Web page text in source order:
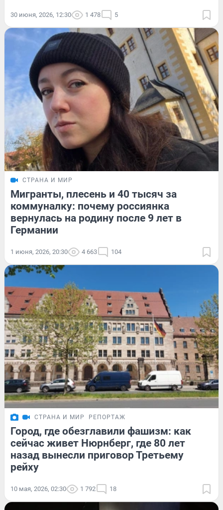
30 июня, 2026, 12:30 1 478 5
СТРАНА И МИР
Мигранты, плесень и 40 тысяч за
коммуналку: почему россиянка
вернулась на родину после 9 лет в
Германии
1 июня, 2026, 20:30 4 663 104
СТРАНА И МИР РЕПОРТАЖ
Город, где обезглавили фашизм: как
сейчас живет Нюрнберг, где 80 лет
назад вынесли приговор Третьему
рейху
10 мая, 2026, 02:30 1 792 18